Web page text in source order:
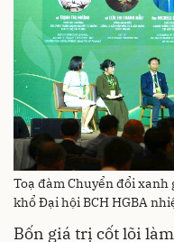
Toạ đàm Chuyển đổi
khổ Đại hội BCH HGBA
Bốn giá trị cốt lõi